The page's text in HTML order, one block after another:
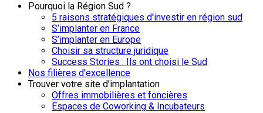
Pourquoi la Région Sud ?
5 raisons stratégiques d'investir en région sud
S’implanter en France
S’implanter en Europe
Choisir sa structure juridique
Success Stories : Ils ont choisi le Sud
Nos filières d'excellence
Trouver votre site d'implantation
Offres immobilières et foncières
Espaces de Coworking & Incubateurs